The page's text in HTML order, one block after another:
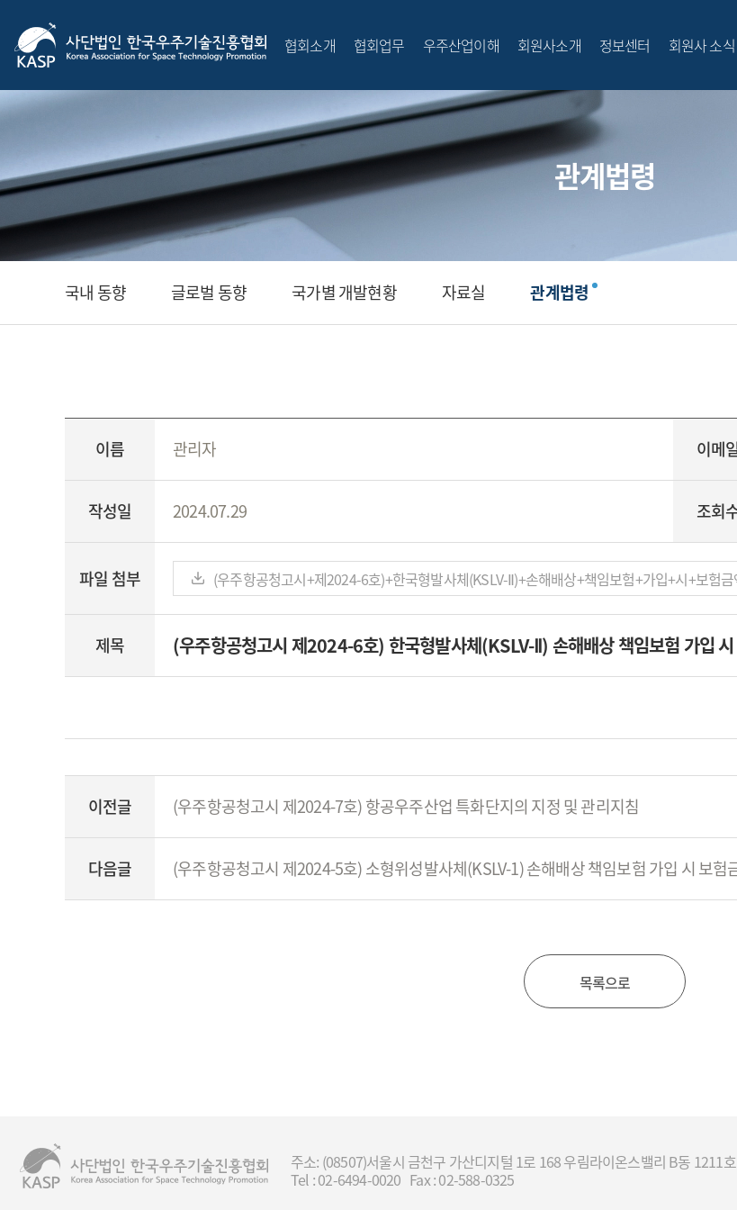
협회소개 협회업무 우주산업이해 회원사소개 정보센터 회원사 소식
전체
관계법령
국내 동향 글로벌 동향 국가별 개발현황 자료실 관계법령
이름 관리자 이메
작성일 2024.07.29 조회
파일 첨부 (우주항공청고시+제2024-6호)+한국형발사체(KSLV-Ⅱ)+손해배상+책임보험+가입+시+보험
제목 (우주항공청고시 제2024-6호) 한국형발사체(KSLV-Ⅱ) 손해배상 책임보험 가입
이전글 (우주항공청고시 제2024-7호) 항공우주산업 특화단지의 지정 및 관리지침
다음글 (우주항공청고시 제2024-5호) 소형위성발사체(KSLV-1) 손해배상 책임보험 가입 시 보험
목록으로
주소: (08507)서울시 금천구 가산디지털 1로 168 우림라이온스밸리 B동 1211
Tel : 02-6494-0020 Fax : 02-588-0325